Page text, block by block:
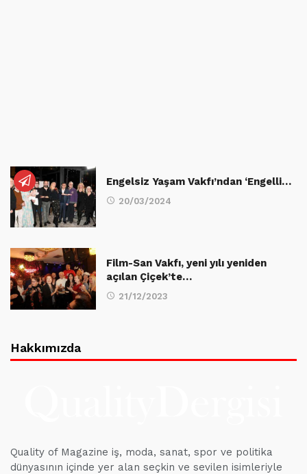
Engelsiz Yaşam Vakfı’ndan ‘Engelli…
20/03/2024
Film-San Vakfı, yeni yılı yeniden
açılan Çiçek’te…
21/12/2023
Hakkımızda
Quality of Magazine iş, moda, sanat, spor ve politika
dünyasının içinde yer alan seçkin ve sevilen isimleriyle